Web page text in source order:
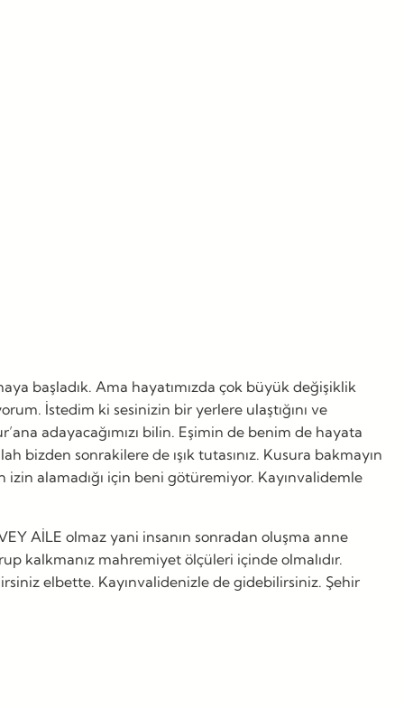
başladık. Ama hayatımızda çok büyük değişiklik
İstedim ki sesinizin bir yerlere ulaştığını ve
adayacağımızı bilin. Eşimin de benim de hayata
bizden sonrakilere de ışık tutasınız. Kusura bakmayın
alamadığı için beni götüremiyor. Kayınvalidemle
AİLE olmaz yani insanın sonradan oluşma anne
kalkmanız mahremiyet ölçüleri içinde olmalıdır.
elbette. Kayınvalidenizle de gidebilirsiniz. Şehir